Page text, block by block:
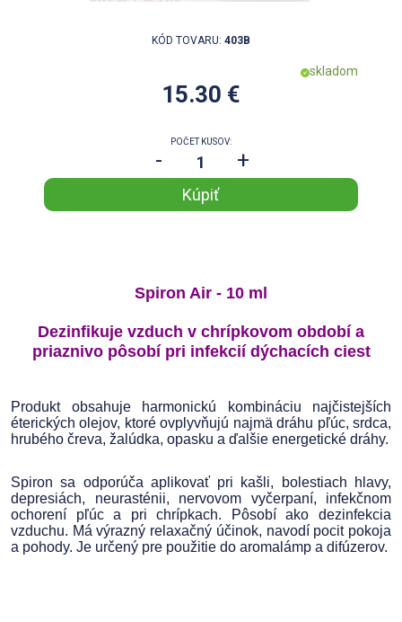
KÓD TOVARU: 403B
skladom
15.30 €
POČET KUSOV:
- +
Spiron Air - 10 ml
Dezinfikuje vzduch v chrípkovom období a
priaznivo pôsobí pri infekcií dýchacích ciest
Produkt obsahuje harmonickú kombináciu najčistejších
éterických olejov, ktoré ovplyvňujú najmä dráhu pľúc, srdca,
hrubého čreva, žalúdka, opasku a ďalšie energetické dráhy.
Spiron sa odporúča aplikovať pri kašli, bolestiach hlavy,
depresiách, neurasténii, nervovom vyčerpaní, infekčnom
ochorení pľúc a pri chrípkach. Pôsobí ako dezinfekcia
vzduchu. Má výrazný relaxačný účinok, navodí pocit pokoja
a pohody. Je určený pre použitie do aromalámp a difúzerov.